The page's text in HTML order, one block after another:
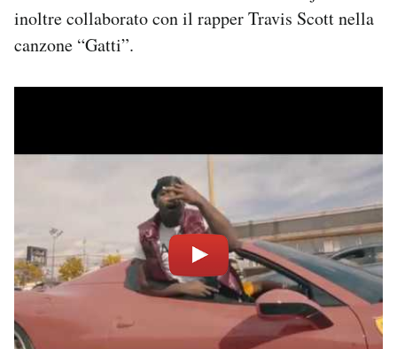
inoltre collaborato con il rapper Travis Scott nella
canzone “Gatti”.